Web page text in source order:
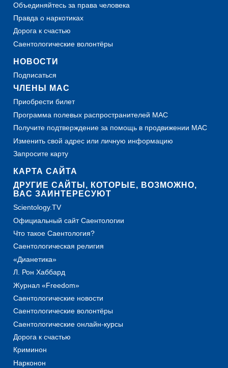
Объединяйтесь за права человека
Правда о наркотиках
Дорога к счастью
Саентологические волонтёры
НОВОСТИ
Подписаться
ЧЛЕНЫ МАС
Приобрести билет
Программа полевых распространителей МАС
Получите подтверждение за помощь в продвижении МАС
Изменить свой адрес или личную информацию
Запросите карту
КАРТА САЙТА
ДРУГИЕ САЙТЫ, КОТОРЫЕ, ВОЗМОЖНО,
ВАС ЗАИНТЕРЕСУЮТ
Scientology.TV
Официальный сайт Саентологии
Что такое Саентология?
Саентологическая религия
«Дианетика»
Л. Рон Хаббард
Журнал «Freedom»
Саентологические новости
Саентологические волонтёры
Саентологические онлайн-курсы
Дорога к счастью
Криминон
Нарконон